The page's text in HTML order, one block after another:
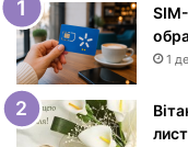
и
з
Д
н
е
м
1